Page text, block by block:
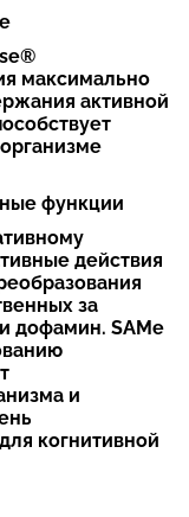
максимально
активной
функции
действия
за
дофамин. SAMe
и
когнитивной